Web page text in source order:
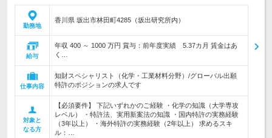
勤務地
香川県 坂出市林田町4285（坂出研究所内）
給与
年収 400 ～ 1000 万円 賞与：前年度実績 5.37カ月 賃金はあ
く…
仕事内容
知財スペシャリスト（化学・工業材料分野）/グローバル出願
特許のポジションの求人です
対象と
なる方
【必須要件】 下記いずれかのご経験 ・化学の知識（大学専攻
レベル） ・特許法、実用新案法の知識 ・国内特許の実務経験
（3年以上） ・海外特許の実務経験（2年以上） 求めるスキ
ル：…